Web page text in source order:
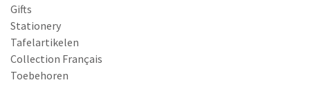
Gifts
Stationery
Tafelartikelen
Collection Français
Toebehoren